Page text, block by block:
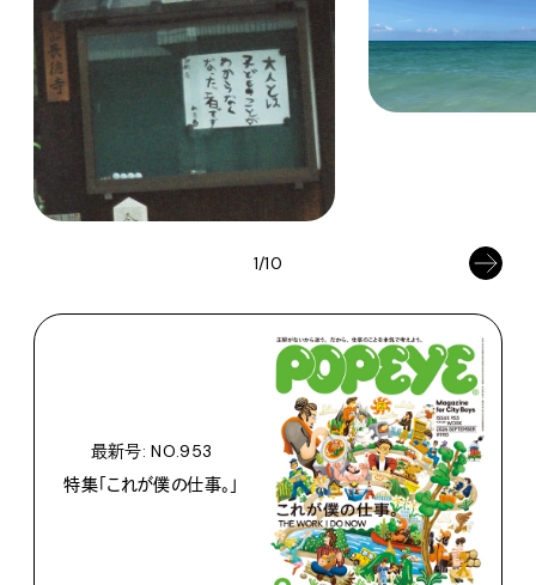
1/10
最新号: NO.953
特集「これが僕の仕事。」